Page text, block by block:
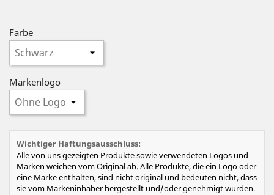
Farbe
Markenlogo
Wichtiger Haftungsausschluss:
Alle von uns gezeigten Produkte sowie verwendeten Logos und
Marken weichen vom Original ab. Alle Produkte, die ein Logo oder
eine Marke enthalten, sind nicht original und bedeuten nicht, dass
sie vom Markeninhaber hergestellt und/oder genehmigt wurden.